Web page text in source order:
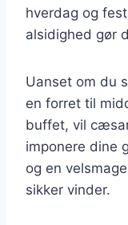
hverdag og
alsidighed gør
Uanset om du
en forret til
buffet, vil
imponere dine
og en
sikker vinder.